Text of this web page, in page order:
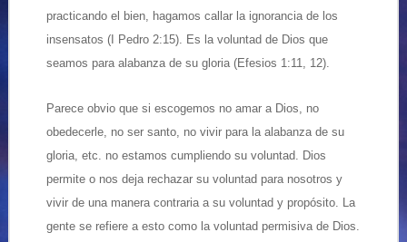
practicando el bien, hagamos callar la ignorancia de los
insensatos (I Pedro 2:15). Es la voluntad de Dios que
seamos para alabanza de su gloria (Efesios 1:11, 12).
Parece obvio que si escogemos no amar a Dios, no
obedecerle, no ser santo, no vivir para la alabanza de su
gloria, etc. no estamos cumpliendo su voluntad. Dios
permite o nos deja rechazar su voluntad para nosotros y
vivir de una manera contraria a su voluntad y propósito. La
gente se refiere a esto como la voluntad permisiva de Dios.